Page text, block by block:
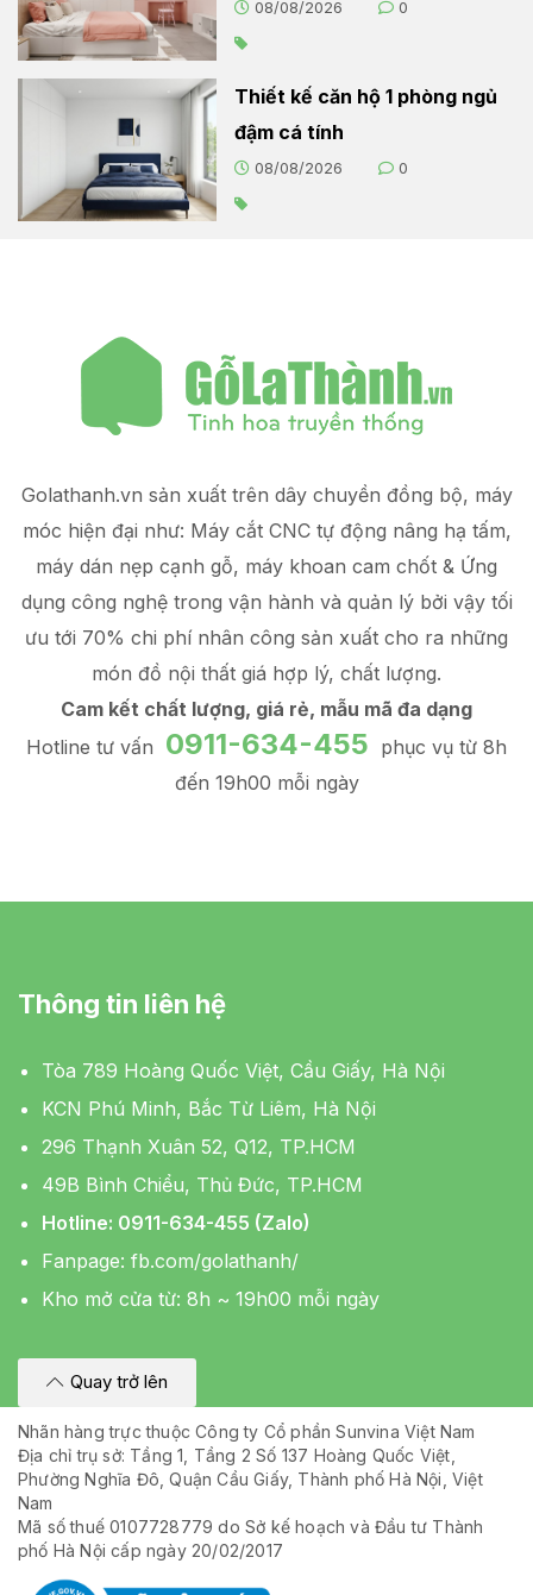
08/08/2026 0
Thiết kế căn hộ 1 phòng ngủ
đậm cá tính
08/08/2026 0
Golathanh.vn sản xuất trên dây chuyền đồng bộ, máy
móc hiện đại như: Máy cắt CNC tự động nâng hạ tấm,
máy dán nẹp cạnh gỗ, máy khoan cam chốt & Ứng
dụng công nghệ trong vận hành và quản lý bởi vậy tối
ưu tới 70% chi phí nhân công sản xuất cho ra những
món đồ nội thất giá hợp lý, chất lượng.
Cam kết chất lượng, giá rẻ, mẫu mã đa dạng
Hotline tư vấn 0911-634-455 phục vụ từ 8h
đến 19h00 mỗi ngày
Thông tin liên hệ
Tòa 789 Hoàng Quốc Việt, Cầu Giấy, Hà Nội
KCN Phú Minh, Bắc Từ Liêm, Hà Nội
296 Thạnh Xuân 52, Q12, TP.HCM
49B Bình Chiểu, Thủ Đức, TP.HCM
Hotline: 0911-634-455 (Zalo)
Fanpage: fb.com/golathanh/
Kho mở cửa từ: 8h ~ 19h00 mỗi ngày
Quay trở lên
Nhãn hàng trực thuộc Công ty Cổ phần Sunvina Việt Nam
Địa chỉ trụ sở: Tầng 1, Tầng 2 Số 137 Hoàng Quốc Việt,
Phường Nghĩa Đô, Quận Cầu Giấy, Thành phố Hà Nội, Việt
Nam
Mã số thuế 0107728779 do Sở kế hoạch và Đầu tư Thành
phố Hà Nội cấp ngày 20/02/2017